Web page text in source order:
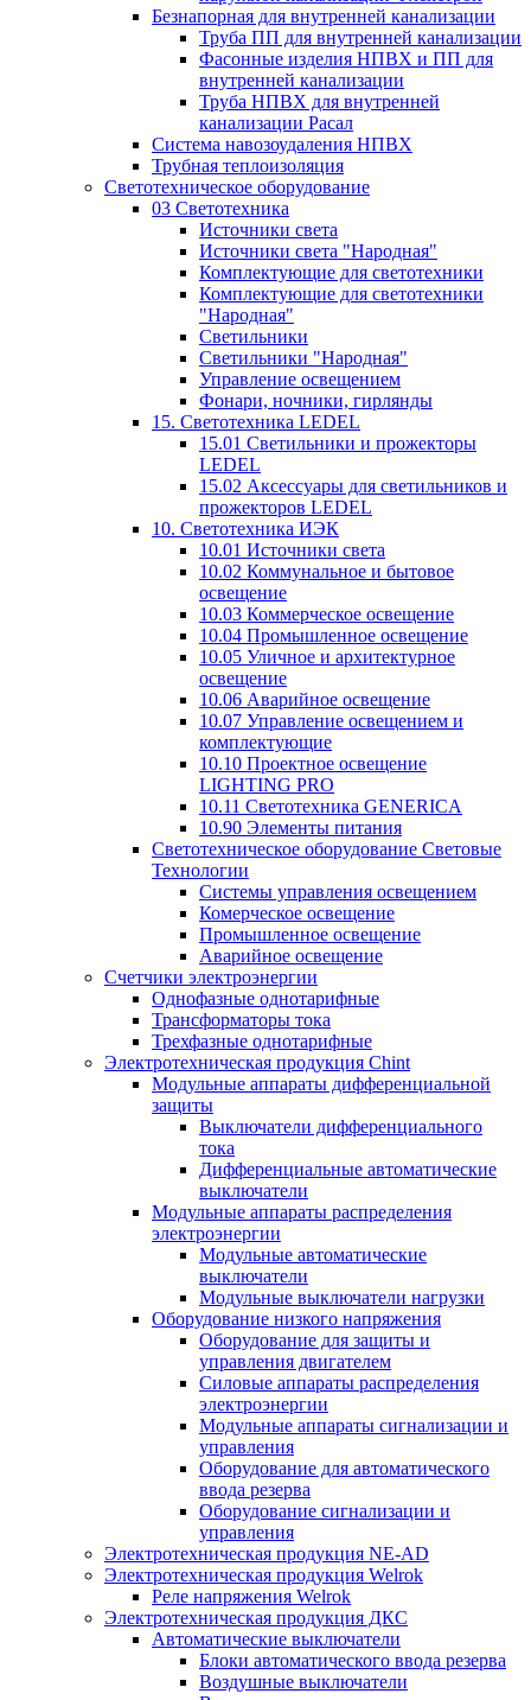
Безнапорная для внутренней канализации
Труба ПП для внутренней канализации
Фасонные изделия НПВХ и ПП для
внутренней канализации
Труба НПВХ для внутренней
канализации Расал
Система навозоудаления НПВХ
Трубная теплоизоляция
Светотехническое оборудование
03 Светотехника
Источники света
Источники света "Народная"
Комплектующие для светотехники
Комплектующие для светотехники
"Народная"
Светильники
Светильники "Народная"
Управление освещением
Фонари, ночники, гирлянды
15. Светотехника LEDEL
15.01 Светильники и прожекторы
LEDEL
15.02 Аксессуары для светильников и
прожекторов LEDEL
10. Светотехника ИЭК
10.01 Источники света
10.02 Коммунальное и бытовое
освещение
10.03 Коммерческое освещение
10.04 Промышленное освещение
10.05 Уличное и архитектурное
освещение
10.06 Аварийное освещение
10.07 Управление освещением и
комплектующие
10.10 Проектное освещение
LIGHTING PRO
10.11 Светотехника GENERICA
10.90 Элементы питания
Светотехническое оборудование Световые
Технологии
Системы управления освещением
Комерческое освещение
Промышленное освещение
Аварийное освещение
Счетчики электроэнергии
Однофазные однотарифные
Трансформаторы тока
Трехфазные однотарифные
Электротехническая продукция Chint
Модульные аппараты дифференциальной
защиты
Выключатели дифференциального
тока
Дифференциальные автоматические
выключатели
Модульные аппараты распределения
электроэнергии
Модульные автоматические
выключатели
Модульные выключатели нагрузки
Оборудование низкого напряжения
Оборудование для защиты и
управления двигателем
Силовые аппараты распределения
электроэнергии
Модульные аппараты сигнализации и
управления
Оборудование для автоматического
ввода резерва
Оборудование сигнализации и
управления
Электротехническая продукция NE-AD
Электротехническая продукция Welrok
Реле напряжения Welrok
Электротехническая продукция ДКС
Автоматические выключатели
Блоки автоматического ввода резерва
Воздушные выключатели